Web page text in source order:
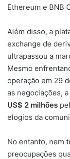
Ethereum e BNB
Além disso, a
exchange de
ultrapassou a
Mesmo
operação em 29
as negociações,
US$ 2 milhões
elogios da
No entanto, nem
preocupações